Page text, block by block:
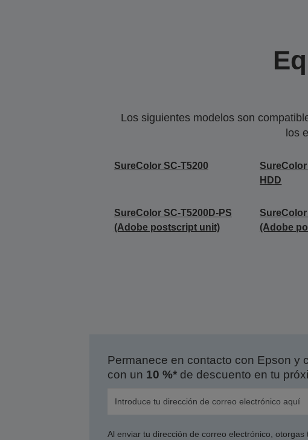
Los siguientes modelos son
los
SureColor SC-T5200
SureColor
HDD
SureColor SC-T5200D-PS
(Adobe postscript unit)
SureColor
(Adobe
Permanece en contacto con Epson y
con un 10 %*de descuento en tu
Al enviar tu dirección de correo electrónico,